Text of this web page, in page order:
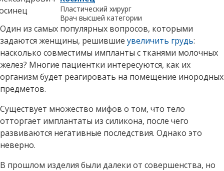
Пластический хирург
Врач высшей категории
Один из самых популярных вопросов, которыми
задаются женщины, решившие увеличить грудь:
насколько совместимы импланты с тканями молочных
желез? Многие пациентки интересуются, как их
организм будет реагировать на помещение инородных
предметов.
Существует множество мифов о том, что тело
отторгает имплантаты из силикона, после чего
развиваются негативные последствия. Однако это
неверно.
В прошлом изделия были далеки от совершенства, но